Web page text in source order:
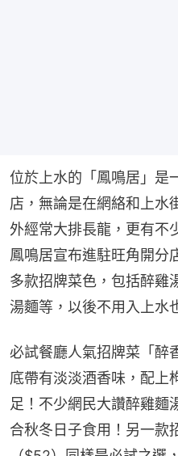
位於上水的「鳳鳴居」是
店，無論是在網絡和上水
外經常大排長龍，更有不
鳳鳴居宣布進駐旺角開分
多款招牌菜色，包括醉雞
湯麵等，以後不用入上水
必試餐廳人氣招牌菜「醉
底帶有淡淡酒香味，配上
足！不少網民大讚醉雞麵
合秋冬日子食用！另一款